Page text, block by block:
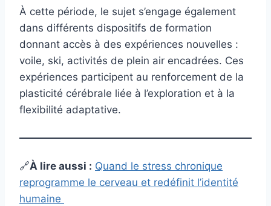
À cette période, le sujet s’engage également
dans différents dispositifs de formation
donnant accès à des expériences nouvelles :
voile, ski, activités de plein air encadrées. Ces
expériences participent au renforcement de la
plasticité cérébrale liée à l’exploration et à la
flexibilité adaptative.
🔗À lire aussi : Quand le stress chronique
reprogramme le cerveau et redéfinit l’identité
humaine